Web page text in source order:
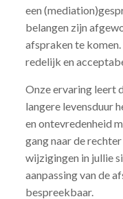
een
belangen zijn
afspraken te
redelijk en
Onze ervaring leert
langere levensduur
en ontevredenheid
gang naar de
wijzigingen in jullie
aanpassing van de
bespreekbaar.